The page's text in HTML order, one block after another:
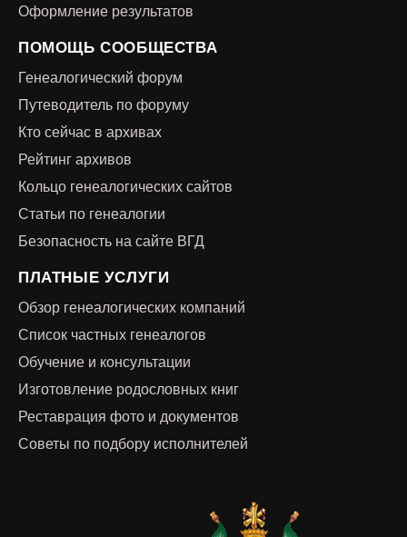
Оформление результатов
ПОМОЩЬ СООБЩЕСТВА
Генеалогический форум
Путеводитель по форуму
Кто сейчас в архивах
Рейтинг архивов
Кольцо генеалогических сайтов
Статьи по генеалогии
Безопасность на сайте ВГД
ПЛАТНЫЕ УСЛУГИ
Обзор генеалогических компаний
Список частных генеалогов
Обучение и консультации
Изготовление родословных книг
Реставрация фото и документов
Советы по подбору исполнителей